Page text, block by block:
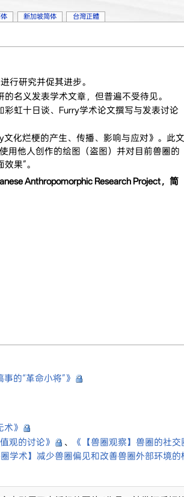
行研究并促其进步。
名义发表学术文章，但普遍不受待见。
虹十日谈、Furry学术论文撰写与发表讨论
文化烂梗的产生、传播、影响与应对》。此文
用他人创作的绘图（盗图）并对目前兽圈的
果”。
Anthropomorphic Research Project，简
的“革命小将”》
》
观的讨论》 、
《【兽圈观察】兽圈的社交
圈学术】减少兽圈偏见和改善兽圈外部环境的
新加坡简体 台灣正體